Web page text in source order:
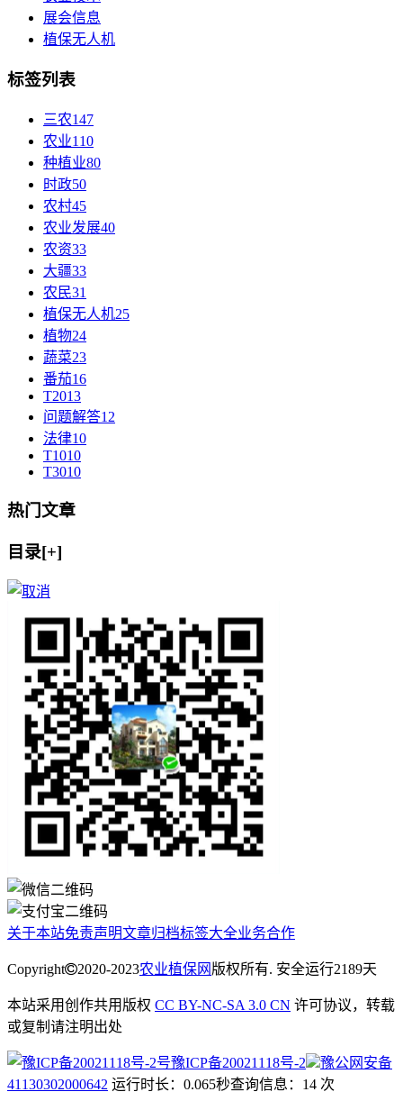
展会信息
植保无人机
标签列表
三农147
农业110
种植业80
时政50
农村45
农业发展40
农资33
大疆33
农民31
植保无人机25
植物24
蔬菜23
番茄16
T2013
问题解答12
法律10
T1010
T3010
热门文章
目录[+]
关于本站免责声明文章归档标签大全业务合作
Copyright 2020-2023农业植保网 版权所有. 安全运行2189天
本站采用创作共用版权 CC BY-NC-SA 3.0 CN 许可协议，转载
或复制请注明出处
豫ICP备20021118号-2
豫公网安备
41130302000642 运行时长：0.065秒查询信息：14 次